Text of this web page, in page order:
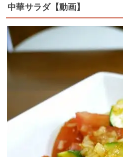
中華サラダ【動画】